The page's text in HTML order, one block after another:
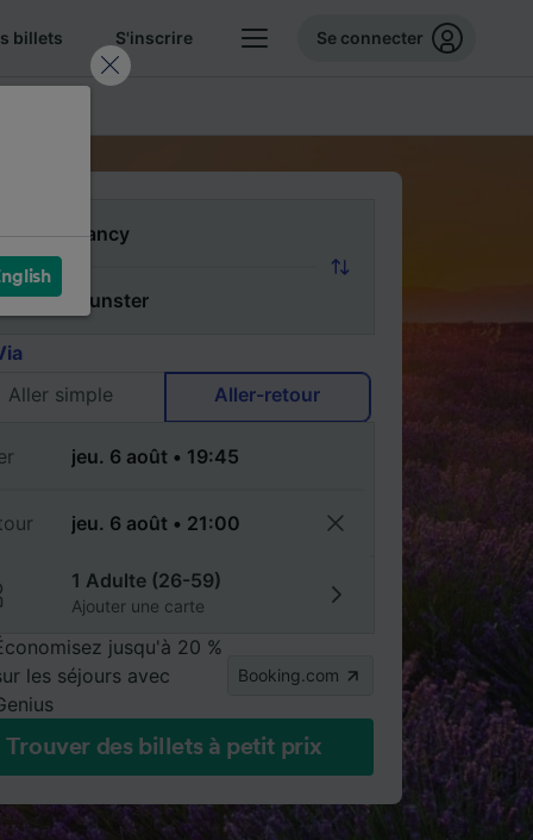
billets S'inscrire Se connecter
Aller simple
Aller-retour
1 Adulte (26-59)
Ajouter une carte
jusqu'à 20 %
les séjours avec
Booking.com
Trouver des billets à petit prix